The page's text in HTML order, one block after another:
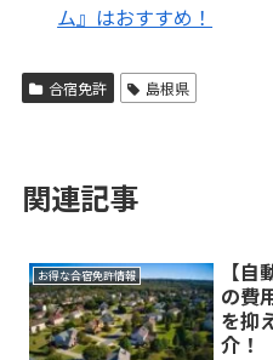
ム』はおすすめ！
合宿免許 島根県
関連記事
お得な合宿免許情報
【
の費
を抑
介！